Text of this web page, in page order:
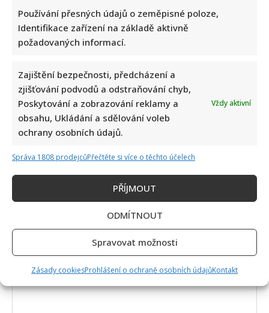
Používání přesných údajů o zeměpisné poloze,
Identifikace zařízení na základě aktivně
požadovaných informací.
Zajištění bezpečnosti, předcházení a
zjišťování podvodů a odstraňování chyb,
Poskytování a zobrazování reklamy a
obsahu, Ukládání a sdělování voleb
ochrany osobních údajů.
Vždy aktivní
Správa 1808 prodejcůPřečtěte si více o těchto účelech
PŘÍJMOUT
ODMÍTNOUT
Spravovat možnosti
Zásady cookiesProhlášení o ochraně osobních údajůKontakt
Napsat komentář
Vaše e-mailová adresa nebude zveřejněna.
Vyžadované informace jsou označeny*
Komentář*